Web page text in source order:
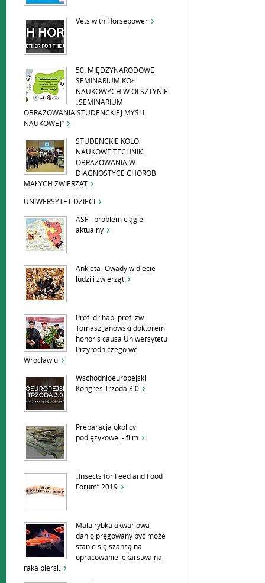
Vets with Horsepower
50. MIĘDZYNARODOWE
SEMINARIUM KÓŁ
NAUKOWYCH W OLSZTYNIE
„SEMINARIUM
OBRAZOWANIA STUDENCKIEJ MYŚLI
NAUKOWEJ”
STUDENCKIE KOLO
NAUKOWE TECHNIK
OBRAZOWANIA W
DIAGNOSTYCE CHORÓB
MAŁYCH ZWIERZĄT
UNIWERSYTET DZIECI
ASF - problem ciągle
aktualny
Ankieta- Owady w diecie
ludzi i zwierząt
Prof. dr hab. prof. zw.
Tomasz Janowski doktorem
honoris causa Uniwersytetu
Przyrodniczego we
Wrocławiu
Wschodnioeuropejski
Kongres Trzoda 3.0
Preparacja okolicy
podjęzykowej - film
„Insects for Feed and Food
Forum” 2019
Mała rybka akwariowa
danio pręgowany być może
stanie się szansą na
opracowanie lekarstwa na
raka piersi.